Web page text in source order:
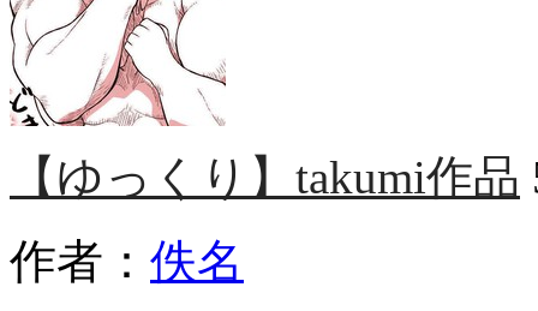
【ゆっくり】takumi作品
作者： 佚名